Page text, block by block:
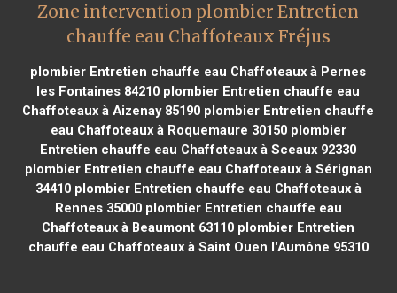
Zone intervention plombier Entretien
chauffe eau Chaffoteaux Fréjus
plombier Entretien chauffe eau Chaffoteaux à Pernes
les Fontaines 84210 plombier Entretien chauffe eau
Chaffoteaux à Aizenay 85190 plombier Entretien chauffe
eau Chaffoteaux à Roquemaure 30150plombier
Entretien chauffe eau Chaffoteaux à Sceaux 92330
plombier Entretien chauffe eau Chaffoteaux à Sérignan
34410plombier Entretien chauffe eau Chaffoteaux à
Rennes 35000plombier Entretien chauffe eau
Chaffoteaux à Beaumont 63110 plombier Entretien
chauffe eau Chaffoteaux à Saint Ouen l'Aumône 95310